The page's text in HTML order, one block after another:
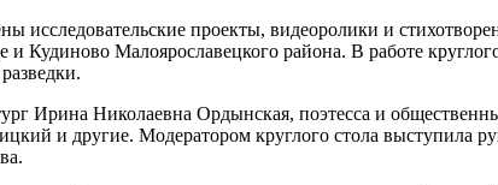
исследовательские проекты, видеоролики и
Кудиново Малоярославецкого района. В работе
Ирина Николаевна Ордынская, поэтесса и
и другие. Модератором круглого стола выступила